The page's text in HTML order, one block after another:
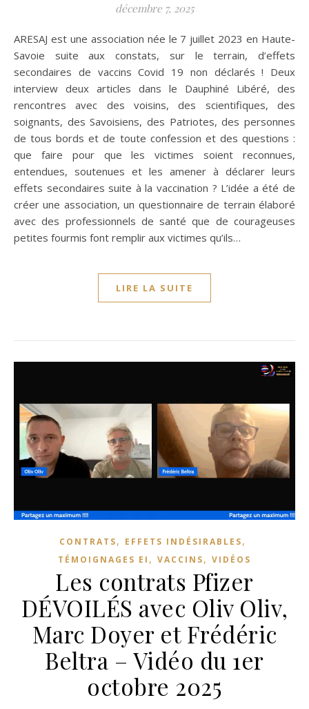
décembre 7, 2025
ARESAJ est une association née le 7 juillet 2023 en Haute-
Savoie suite aux constats, sur le terrain, d’effets
secondaires de vaccins Covid 19 non déclarés ! Deux
interview deux articles dans le Dauphiné Libéré, des
rencontres avec des voisins, des scientifiques, des
soignants, des Savoisiens, des Patriotes, des personnes
de tous bords et de toute confession et des questions :
que faire pour que les victimes soient reconnues,
entendues, soutenues et les amener à déclarer leurs
effets secondaires suite à la vaccination ? L’idée a été de
créer une association, un questionnaire de terrain élaboré
avec des professionnels de santé que de courageuses
petites fourmis font remplir aux victimes qu’ils…
LIRE LA SUITE
CONTRATS, EFFETS INDÉSIRABLES,
TÉMOIGNAGES EI , VACCINS, VIDÉOS
Les contrats Pfizer
DÉVOILÉS avec Oliv Oliv,
Marc Doyer et Frédéric
Beltra – Vidéo du 1er
octobre 2025